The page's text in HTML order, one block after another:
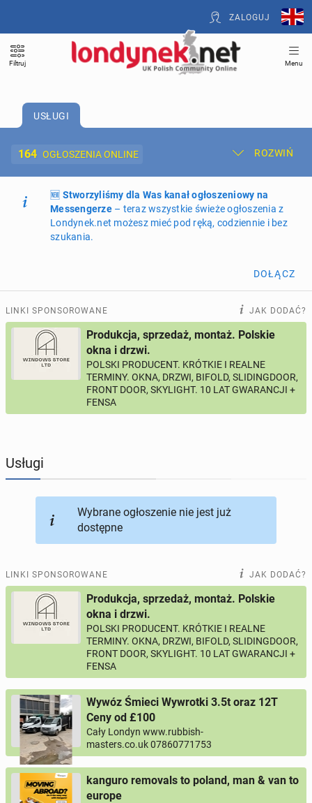
ZALOGUJ
Filtruj Menu
USŁUGI
164 OGŁOSZENIA ONLINE ROZWIŃ
Dodaj ogłoszenie Moje ogłoszenia
Oferta i cennik ogłoszeń
ogłoszeń online
PROFILE KANDYDATÓW 288 profili online
USŁUGI 164ogłoszenia online
MOTORYZACJA 10ogłoszeń online
🆕 Stworzyliśmy dla Was kanał ogłoszeniowy na
Messengerze– teraz wszystkie świeże ogłoszenia z
Londynek.net możesz mieć pod ręką, codziennie i bez
szukania.
DOŁĄCZ
LINKI SPONSOROWANE JAK DODAĆ?
Produkcja, sprzedaż, montaż. Polskie
okna i drzwi.
POLSKI PRODUCENT. KRÓTKIE I REALNE
TERMINY. OKNA, DRZWI, BIFOLD, SLIDINGDOOR,
FRONT DOOR, SKYLIGHT. 10 LAT GWARANCJI +
FENSA
Usługi
Wybrane ogłoszenie nie jest już
dostępne
LINKI SPONSOROWANE JAK DODAĆ?
Produkcja, sprzedaż, montaż. Polskie
okna i drzwi.
POLSKI PRODUCENT. KRÓTKIE I REALNE
TERMINY. OKNA, DRZWI, BIFOLD, SLIDINGDOOR,
FRONT DOOR, SKYLIGHT. 10 LAT GWARANCJI +
FENSA
Wywóz Śmieci Wywrotki 3.5t oraz 12T
Ceny od £100
Cały Londyn www.rubbish-
masters.co.uk 07860771753
kanguro removals to poland, man & van to
europe